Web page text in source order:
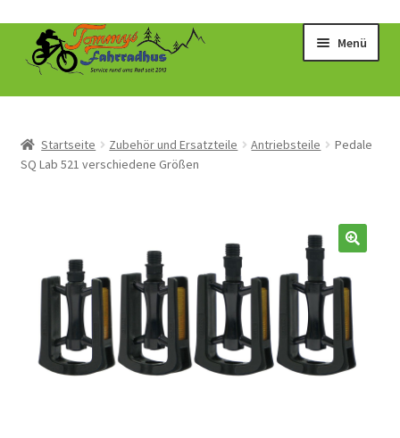
Zur
Navigation
springen
Zum
Inhalt
springen
Menü
Startseite Zubehör und Ersatzteile Antriebsteile
Pedale
SQ Lab 521 verschiedene Größen